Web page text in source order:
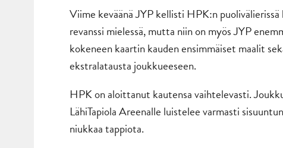
Viime keväänä JYP kellisti HPK:n
revanssi mielessä, mutta niin on myös JYP
kokeneen kaartin kauden ensimmäiset maalit
ekstralatausta joukkueeseen.
HPK on aloittanut kautensa vaihtelevasti.
LähiTapiola Areenalle luistelee varmasti
niukkaa tappiota.